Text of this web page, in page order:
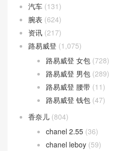
汽车 (131)
腕表 (624)
资讯 (217)
路易威登 (1,075)
路易威登 女包 (728)
路易威登 男包 (289)
路易威登 腰带 (11)
路易威登 钱包 (47)
香奈儿 (804)
chanel 2.55 (36)
chanel leboy (59)